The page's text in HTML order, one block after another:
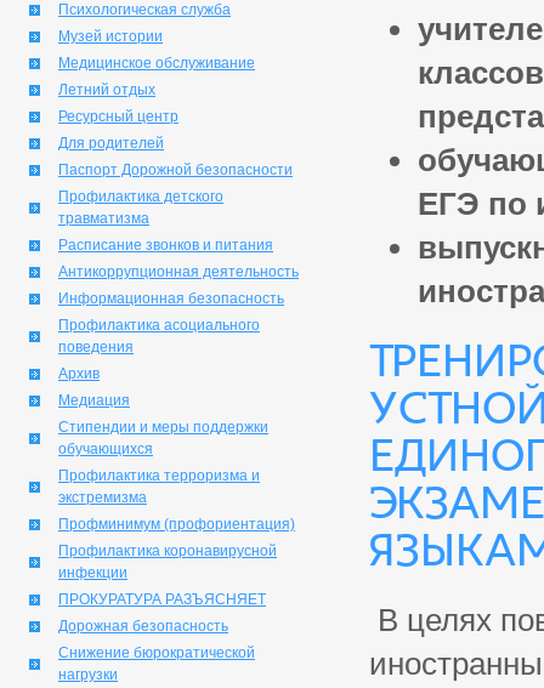
Психологическая служба
Музей истории
Медицинское обслуживание
Летний отдых
Ресурсный центр
Для родителей
Паспорт Дорожной безопасности
Профилактика детского
травматизма
Расписание звонков и питания
Антикоррупционная деятельность
Информационная безопасность
Профилактика асоциального
поведения
Архив
Медиация
Стипендии и меры поддержки
обучающихся
Профилактика терроризма и
экстремизма
Профминимум (профориентация)
Профилактика коронавирусной
инфекции
ПРОКУРАТУРА РАЗЪЯСНЯЕТ
Дорожная безопасность
Снижение бюрократической
нагрузки
ЕГЭ по
В целях